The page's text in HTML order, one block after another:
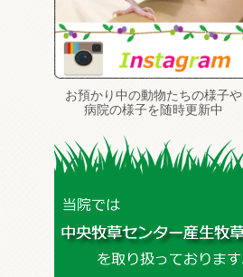
お預かり中の動物たちの様子や
病院の様子を随時更新中